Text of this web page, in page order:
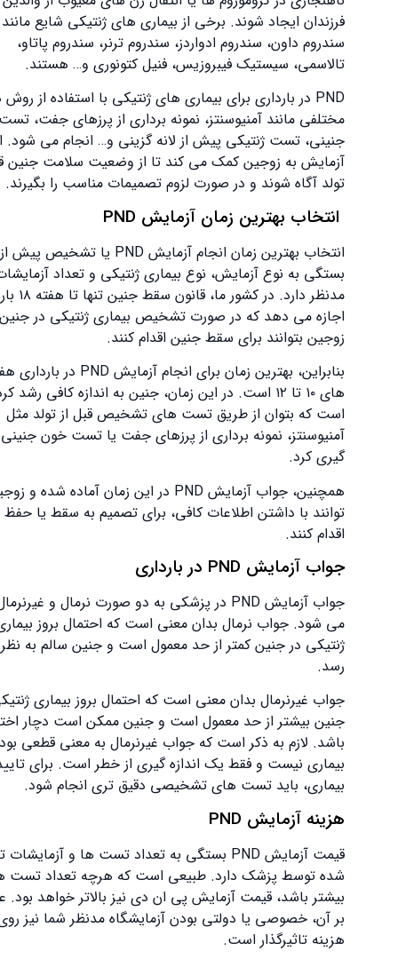
فرزندان ایجاد شوند. برخی از بیماری های ژنتیکی شایع مانند
سندروم داون، سندروم ادواردز، سندروم ترنر، سندروم پاتاو،
تالاسمی، سیستیک فیبروزیس، فنیل کتونوری و… هستند.
PND در بارداری برای بیماری های ژنتیکی با استفاده از روش های
مختلفی مانند آمنیوسنتز، نمونه برداری از پرزهای جفت، تست خون
جنینی، تست ژنتیکی پیش از لانه گزینی و… انجام می شود. این
آزمایش به زوجین کمک می کند تا از وضعیت سلامت جنین قبل از
تولد آگاه شوند و در صورت لزوم تصمیمات مناسب را بگیرند.
انتخاب بهترین زمان آزمایش PND
انتخاب بهترین زمان انجام آزمایش PND یا تشخیص پیش از تولد،
بستگی به نوع آزمایش، نوع بیماری ژنتیکی و تعداد آزمایشات
مدنظر دارد. در کشور ما، قانون سقط جنین تنها تا هفته ۱۸ بارداری
اجازه می دهد که در صورت تشخیص بیماری ژنتیکی در جنین،
زوجین بتوانند برای سقط جنین اقدام کنند.
بنابراین، بهترین زمان برای انجام آزمایش PND در بارداری هفته
های ۱۰ تا ۱۲ است. در این زمان، جنین به اندازه کافی رشد کرده
است که بتوان از طریق تست های تشخیص قبل از تولد مثل
آمنیوسنتز، نمونه برداری از پرزهای جفت یا تست خون جنینی نمونه
گیری کرد.
همچنین، جواب آزمایش PND در این زمان آماده شده و زوجین می
توانند با داشتن اطلاعات کافی، برای تصمیم به سقط یا حفظ جنین
اقدام کنند.
جواب آزمایش PND در بارداری
جواب آزمایش PND در پزشکی به دو صورت نرمال و غیرنرمال داده
می شود. جواب نرمال بدان معنی است که احتمال بروز بیماری
ژنتیکی در جنین کمتر از حد معمول است و جنین سالم به نظر می
جواب غیرنرمال بدان معنی است که احتمال بروز بیماری ژنتیکی در
جنین بیشتر از حد معمول است و جنین ممکن است دچار اختلال
باشد. لازم به ذکر است که جواب غیرنرمال به معنی قطعی بودن
بیماری نیست و فقط یک اندازه گیری از خطر است. برای تایید یا رد
بیماری، باید تست های تشخیصی دقیق تری انجام شود.
هزینه آزمایش PND
قیمت آزمایش PND بستگی به تعداد تست ها و آزمایشات تجویز
شده توسط پزشک دارد. طبیعی است که هرچه تعداد تست‌ ها
بیشتر باشد، قیمت آزمایش پی ان دی نیز بالاتر خواهد بود. علاوه
بر آن، خصوصی یا دولتی بودن آزمایشگاه مدنظر شما نیز روی این
هزینه تاثیرگذار است.